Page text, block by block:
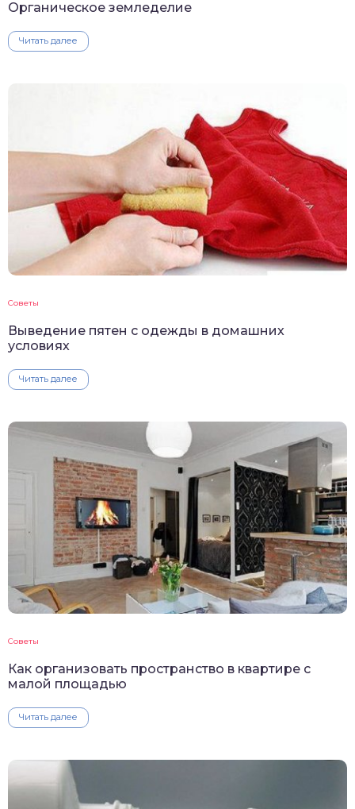
Органическое земледелие
Читать далее
Советы
Выведение пятен с одежды в домашних
условиях
Читать далее
Советы
Как организовать пространство в квартире с
малой площадью
Читать далее